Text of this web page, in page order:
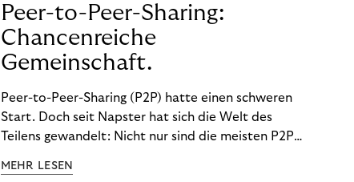
Peer-to-Peer-Sharing:
Chancenreiche
Gemeinschaft.
Peer-to-Peer-Sharing (P2P) hatte einen schweren
Start. Doch seit Napster hat sich die Welt des
Teilens gewandelt: Nicht nur sind die meisten P2P-
wird, hat sich geändert. Das bietet Unternehmen
MEHR LESEN